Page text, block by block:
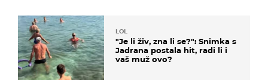
LOL
"Je li živ, zna li se?": Snimka s
Jadrana postala hit, radi li i
vaš muž ovo?